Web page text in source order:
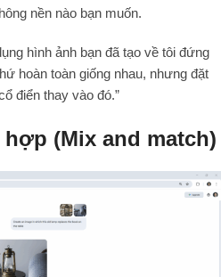
nền nào bạn muốn.
hình ảnh bạn đã tạo về tôi đứng
hoàn toàn giống nhau, nhưng đặt
điển thay vào đó.”
(Mix and match)